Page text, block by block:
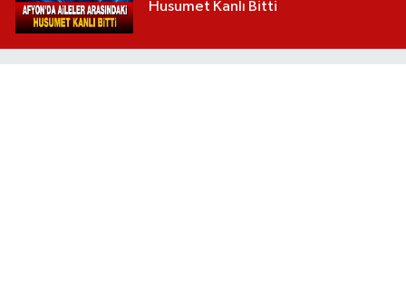
Husumet Kanlı Bitti